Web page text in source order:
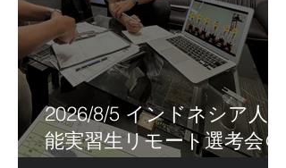
2026/8/5 インドネシア人技
能実習生リモート選考会＠